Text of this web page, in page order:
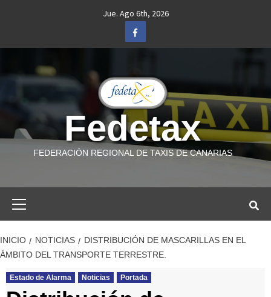
Jue. Ago 6th, 2026
Facebook
Fedetax
FEDERACIÓN REGIONAL DE TAXIS DE CANARIAS
INICIO NOTICIAS
DISTRIBUCIÓN DE MASCARILLAS EN EL
ÁMBITO DEL TRANSPORTE TERRESTRE.
Estado de Alarma Noticias Portada